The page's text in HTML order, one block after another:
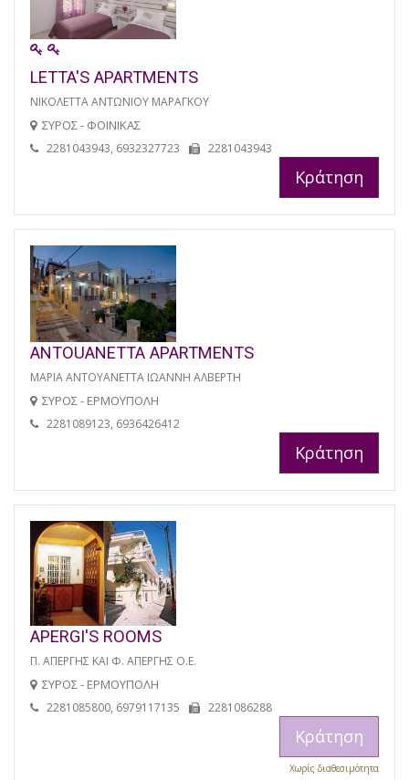
LETTA'S APARTMENTS
ΝΙΚΟΛΕΤΤΑ ΑΝΤΩΝΙΟΥ ΜΑΡΑΓΚΟΥ
ΣΥΡΟΣ - ΦΟΙΝΙΚΑΣ
2281043943, 6932327723 2281043943
Κράτηση
ANTOUANETTA APARTMENTS
ΜΑΡΙΑ ΑΝΤΟΥΑΝΕΤΤΑ ΙΩΑΝΝΗ ΑΛΒΕΡΤΗ
ΣΥΡΟΣ - ΕΡΜΟΥΠΟΛΗ
2281089123, 6936426412
Κράτηση
APERGI'S ROOMS
Π. ΑΠΕΡΓΗΣ ΚΑΙ Φ. ΑΠΕΡΓΗΣ Ο.Ε.
ΣΥΡΟΣ - ΕΡΜΟΥΠΟΛΗ
2281085800, 6979117135 2281086288
Κράτηση
Χωρίς διαθεσιμότητα